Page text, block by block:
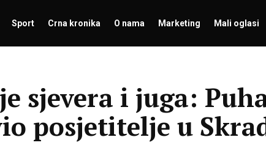
Sport Crna kronika O nama Marketing Mali oglasi
sjevera i juga:
posjetitelje u